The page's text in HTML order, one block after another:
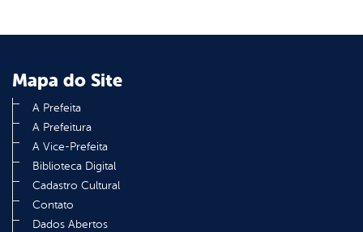
Mapa do Site
A Prefeita
A Prefeitura
A Vice-Prefeita
Biblioteca Digital
Cadastro Cultural
Contato
Dados Abertos